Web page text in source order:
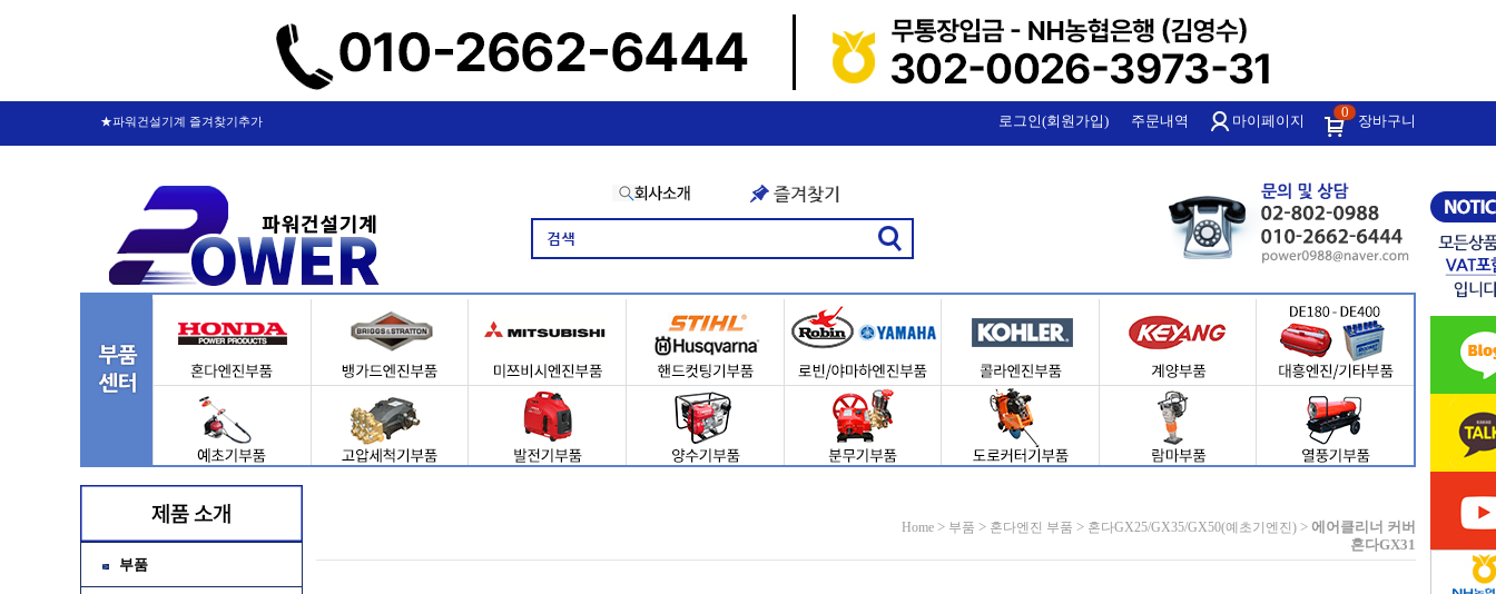
★파워건설기계 즐겨찾기추가 로그인(회원가입) 주문내역 마이페이지 장바구니
0
부품
Home > 부품 > 혼다엔진 부품 > 혼다GX25/GX35/GX50(예초기엔진) > 에어클리너 커버
혼다GX31